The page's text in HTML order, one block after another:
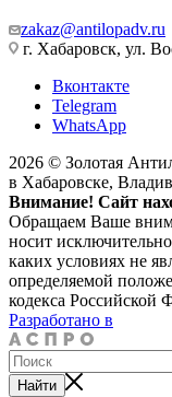
zakaz@antilopadv.ru
г. Хабаровск, ул.
Вконтакте
Telegram
WhatsApp
2026 © Золотая
в Хабаровске,
Внимание! Сайт
Обращаем Ваше
носит
каких условиях не
определяемой
кодекса Российской
Разработано в
Найти